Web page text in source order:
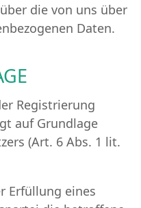
die von uns über
Daten.
Registrierung
auf Grundlage
(Art. 6 Abs. 1 lit.
Erfüllung eines